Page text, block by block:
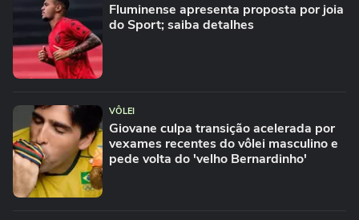
Fluminense apresenta proposta por joia
do Sport; saiba detalhes
VÔLEI
Giovane culpa transição acelerada por
vexames recentes do vôlei masculino e
pede volta do 'velho Bernardinho'